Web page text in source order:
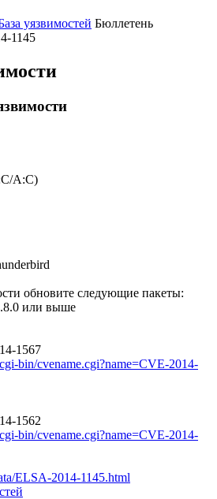
уязвимостей Бюллетень
1145
A:C)
обновите следующие пакеты:
или выше
1567
bin/cvename.cgi?name=CVE-2014-
1562
bin/cvename.cgi?name=CVE-2014-
ELSA-2014-1145.html